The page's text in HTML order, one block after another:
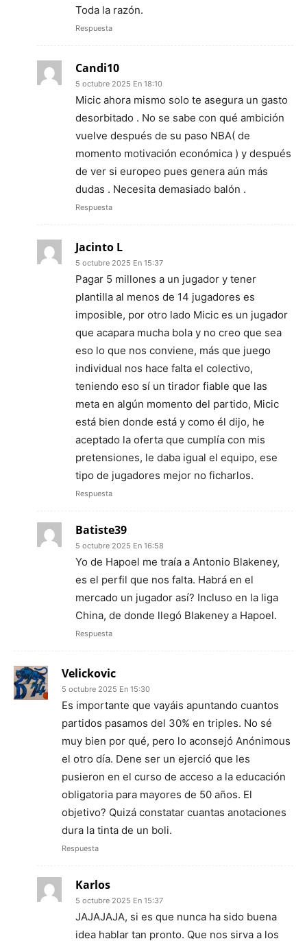
Toda la razón.
Respuesta
Candi10
5 octubre 2025 En 18:10
Micic ahora mismo solo te asegura un gasto
desorbitado . No se sabe con qué ambición
vuelve después de su paso NBA( de
momento motivación económica ) y después
de ver si europeo pues genera aún más
dudas . Necesita demasiado balón .
Respuesta
Jacinto L
5 octubre 2025 En 15:37
Pagar 5 millones a un jugador y tener
plantilla al menos de 14 jugadores es
imposible, por otro lado Micic es un jugador
que acapara mucha bola y no creo que sea
eso lo que nos conviene, más que juego
individual nos hace falta el colectivo,
teniendo eso sí un tirador fiable que las
meta en algún momento del partido, Micic
está bien donde está y como él dijo, he
aceptado la oferta que cumplía con mis
pretensiones, le daba igual el equipo, ese
tipo de jugadores mejor no ficharlos.
Respuesta
Batiste39
5 octubre 2025 En 16:58
Yo de Hapoel me traía a Antonio Blakeney,
es el perfil que nos falta. Habrá en el
mercado un jugador así? Incluso en la liga
China, de donde llegó Blakeney a Hapoel.
Respuesta
Velickovic
5 octubre 2025 En 15:30
Es importante que vayáis apuntando cuantos
partidos pasamos del 30% en triples. No sé
muy bien por qué, pero lo aconsejó Anónimous
el otro día. Dene ser un ejerció que les
pusieron en el curso de acceso a la educación
obligatoria para mayores de 50 años. El
objetivo? Quizá constatar cuantas anotaciones
dura la tinta de un boli.
Respuesta
Karlos
5 octubre 2025 En 15:37
JAJAJAJA, si es que nunca ha sido buena
idea hablar tan pronto. Que nos sirva a los